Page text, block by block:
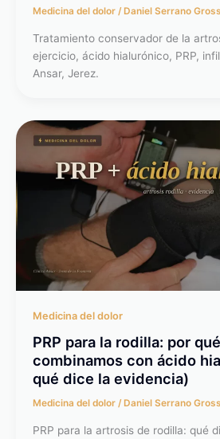
Medicina del dolor/Daniel Serrano
Tratamiento conservador de la
ejercicio, ácido hialurónico, PRP,
Ansar, Jerez.
Medicina del dolor
PRP para la rodilla: por
combinamos con ácido
qué dice la evidencia)
Medicina del dolor/ Daniel Serrano
PRP para la artrosis de rodilla: qué